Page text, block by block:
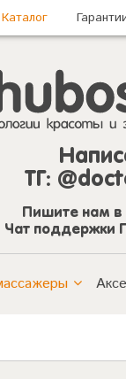
Каталог
ТГ:
Пишите нам в
Чат поддержки